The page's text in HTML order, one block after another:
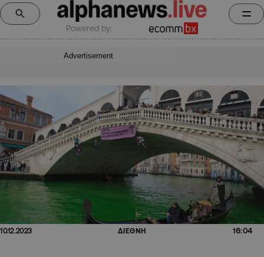
Powered by:
Advertisement
10.12.2023 ΔΙΕΘΝΗ 16:04